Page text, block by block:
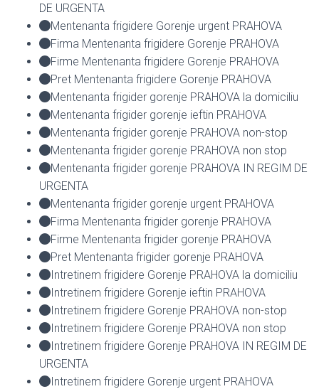
DE URGENTA
Mentenanta frigidere Gorenje urgent PRAHOVA
Firma Mentenanta frigidere Gorenje PRAHOVA
Firme Mentenanta frigidere Gorenje PRAHOVA
Pret Mentenanta frigidere Gorenje PRAHOVA
Mentenanta frigider gorenje PRAHOVA la domiciliu
Mentenanta frigider gorenje ieftin PRAHOVA
Mentenanta frigider gorenje PRAHOVA non-stop
Mentenanta frigider gorenje PRAHOVA non stop
Mentenanta frigider gorenje PRAHOVA IN REGIM DE
URGENTA
Mentenanta frigider gorenje urgent PRAHOVA
Firma Mentenanta frigider gorenje PRAHOVA
Firme Mentenanta frigider gorenje PRAHOVA
Pret Mentenanta frigider gorenje PRAHOVA
Intretinem frigidere Gorenje PRAHOVA la domiciliu
Intretinem frigidere Gorenje ieftin PRAHOVA
Intretinem frigidere Gorenje PRAHOVA non-stop
Intretinem frigidere Gorenje PRAHOVA non stop
Intretinem frigidere Gorenje PRAHOVA IN REGIM DE
URGENTA
Intretinem frigidere Gorenje urgent PRAHOVA